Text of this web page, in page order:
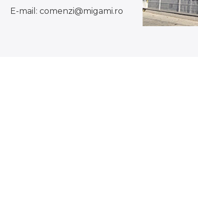
E-mail:comenzi@migami.ro